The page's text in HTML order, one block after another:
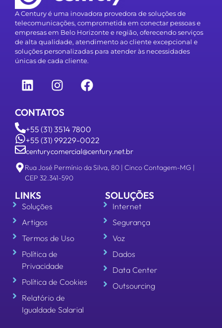
A Century é uma inovadora provedora de soluções de
telecomunicações, comprometida em conectar pessoas e
empresas em Belo Horizonte e região, oferecendo serviços
de alta qualidade, atendimento ao cliente excepcional e
soluções personalizadas para atender às necessidades
únicas de cada cliente.
CONTATOS
+55 (31) 3514 7800
+55 (31) 99229-0022
centurycomercial@century.net.br
Rua José Permínio da Silva, 80 | Cinco Contagem-MG |
CEP 32.341-590
LINKS
Soluções
Artigos
Termos de Uso
Política de
Privacidade
Política de Cookies
Relatório de
Igualdade Salarial
SOLUÇÕES
Internet
Segurança
Voz
Dados
Data Center
Outsourcing